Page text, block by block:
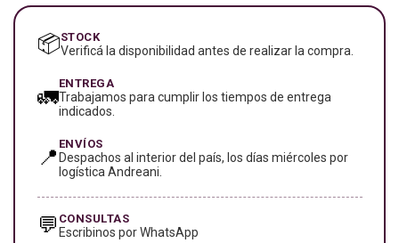
📦STOCK
Verificá la disponibilidad antes de realizar la compra.
🚛
ENTREGA
Trabajamos para cumplir los tiempos de entrega
indicados.
📍
ENVÍOS
Despachos al interior del país, los días miércoles por
logística Andreani.
💬 CONSULTAS
Escribinos por WhatsApp